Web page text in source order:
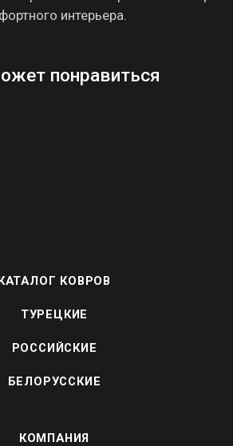
интерьера.
понравиться
КОВРОВ
ТУРЕЦКИЕ
РОССИЙСКИЕ
БЕЛОРУССКИЕ
КОМПАНИЯ